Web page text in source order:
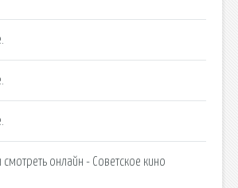
онлайн - Советское кино